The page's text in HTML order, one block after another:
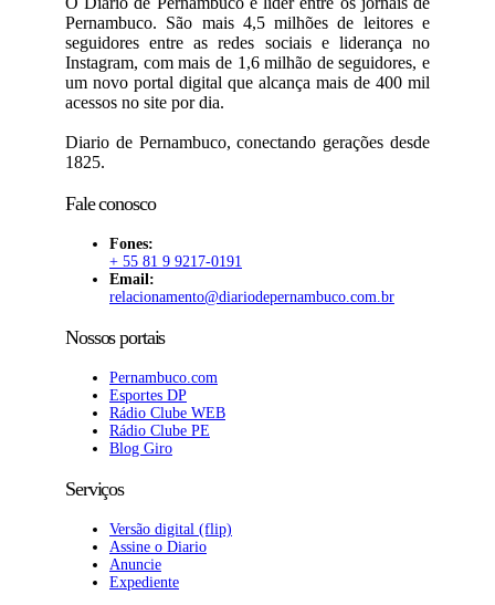
Pernambuco. São mais 4,5 milhões de leitores e
seguidores entre as redes sociais e liderança no
Instagram, com mais de 1,6 milhão de seguidores, e
um novo portal digital que alcança mais de 400 mil
acessos no site por dia.
Diario de Pernambuco, conectando gerações desde
1825.
Fale conosco
Fones:
+ 55 81 9 9217-0191
Email:
relacionamento@diariodepernambuco.com.br
Nossos portais
Pernambuco.com
Esportes DP
Rádio Clube WEB
Rádio Clube PE
Blog Giro
Serviços
Versão digital (flip)
Assine o Diario
Anuncie
Expediente